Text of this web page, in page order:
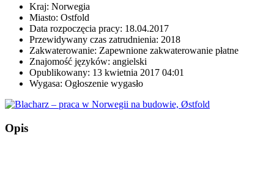
Kraj: Norwegia
Miasto: Ostfold
Data rozpoczęcia pracy: 18.04.2017
Przewidywany czas zatrudnienia: 2018
Zakwaterowanie: Zapewnione zakwaterowanie płatne
Znajomość języków: angielski
Opublikowany: 13 kwietnia 2017 04:01
Wygasa: Ogłoszenie wygasło
Opis